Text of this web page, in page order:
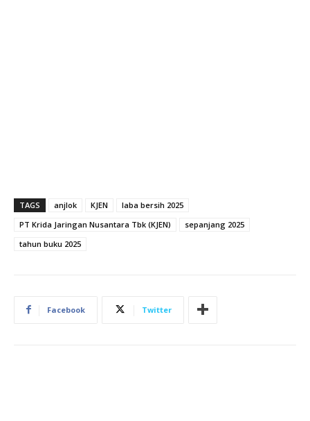
TAGS anjlok KJEN
laba bersih 2025
PT Krida Jaringan Nusantara Tbk (KJEN)
sepanjang 2025
tahun buku 2025
Facebook Twitter